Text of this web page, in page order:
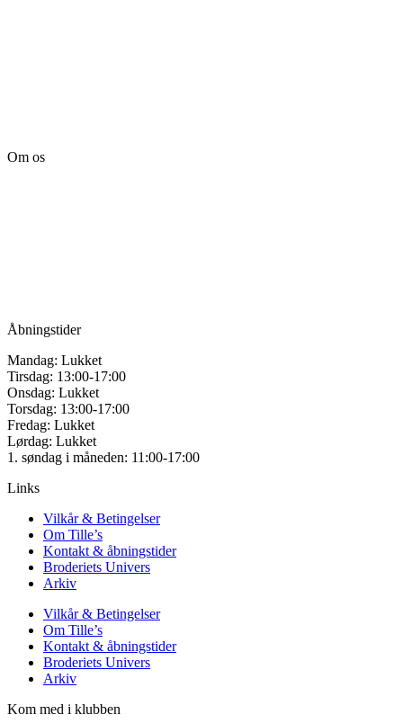
Om os
Åbningstider
Mandag: Lukket
Tirsdag: 13:00-17:00
Onsdag: Lukket
Torsdag: 13:00-17:00
Fredag: Lukket
Lørdag: Lukket
1. søndag i måneden: 11:00-17:00
Links
Vilkår & Betingelser
Om Tille’s
Kontakt & åbningstider
Broderiets Univers
Arkiv
Vilkår & Betingelser
Om Tille’s
Kontakt & åbningstider
Broderiets Univers
Arkiv
Kom med i klubben